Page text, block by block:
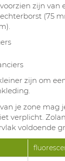
zijn van
(75
zijn om
je zone mag
verplicht.
voldoende